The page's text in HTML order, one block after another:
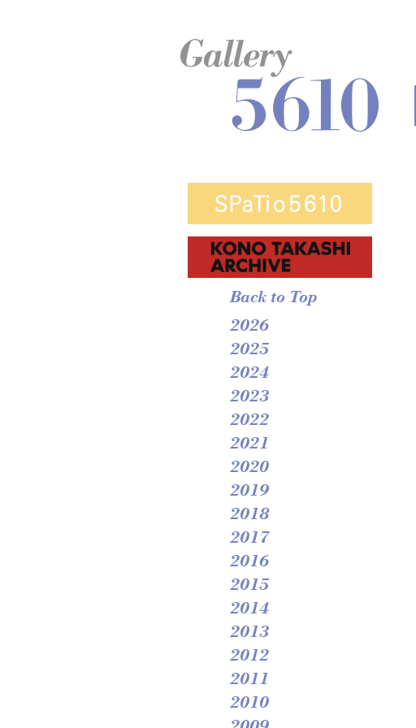
Back to Top
2026
2025
2024
2023
2022
2021
2020
2019
2018
2017
2016
2015
2014
2013
2012
2011
2010